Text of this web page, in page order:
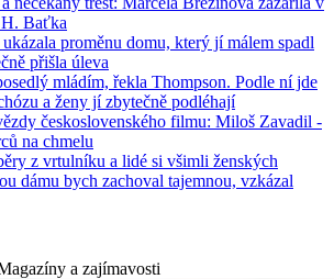
H. Baťka
proměnu domu, který jí málem spadl
přišla úleva
mládím, řekla Thompson. Podle ní jde
a ženy jí zbytečně podléhají
československého filmu: Miloš Zavadil -
na chmelu
z vrtulníku a lidé si všimli ženských
dámu bych zachoval tajemnou, vzkázal
a zajímavosti